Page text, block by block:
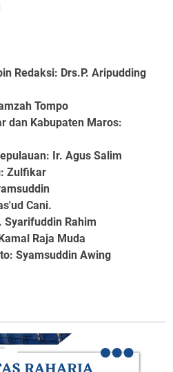
Redaksi: Drs.P. Aripudding
Tompo
dan Kabupaten Maros:
: Ir. Agus Salim
: Zulfikar
Cani.
Syarifuddin Rahim
Raja Muda
: Syamsuddin Awing